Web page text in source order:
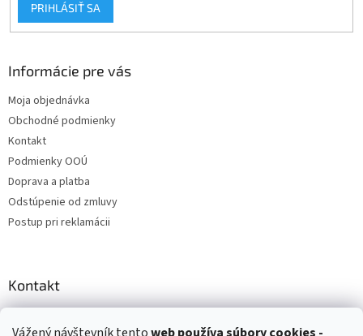
PRIHLÁSIŤ SA
Informácie pre vás
Moja objednávka
Obchodné podmienky
Kontakt
Podmienky OOÚ
Doprava a platba
Odstúpenie od zmluvy
Postup pri reklamácii
Kontakt